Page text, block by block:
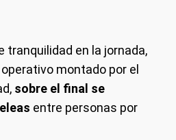
tranquilidad en la jornada,
montado por el
sobre el final se
entre personas por